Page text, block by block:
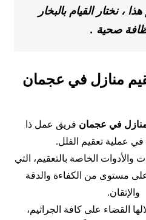
، نختار القيام بالبخار
صحية .
منازل في عجمان
في عجمان فريق عمل ذا
في عملية تعقيم الفلل.
والأدوات الخاصة بالتعقيم، التي
مستوى من الكفاءة والدقة
والإتقان.
القضاء على كافة الجراثيم،